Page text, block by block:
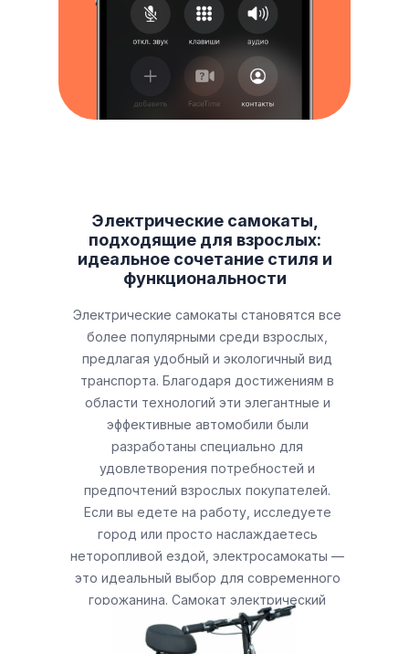
Электрические самокаты становятся все
более популярными среди взрослых,
предлагая удобный и экологичный вид
транспорта. Благодаря достижениям в
области технологий эти элегантные и
эффективные автомобили были
разработаны специально для
удовлетворения потребностей и
предпочтений взрослых покупателей.
Если вы едете на работу, исследуете
город или просто наслаждаетесь
неторопливой ездой, электросамокаты —
это идеальный выбор для современного
горожанина. Самокат электрический
взрослый купить сейчас решают многие
наши посетители, особенно из Москвы.
Электрические самокаты,
подходящие для взрослых:
идеальное сочетание стиля и
функциональности